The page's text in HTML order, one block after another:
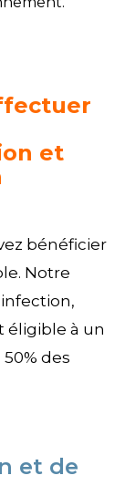
et
bénéficier
Notre
éligible à un
des
et de